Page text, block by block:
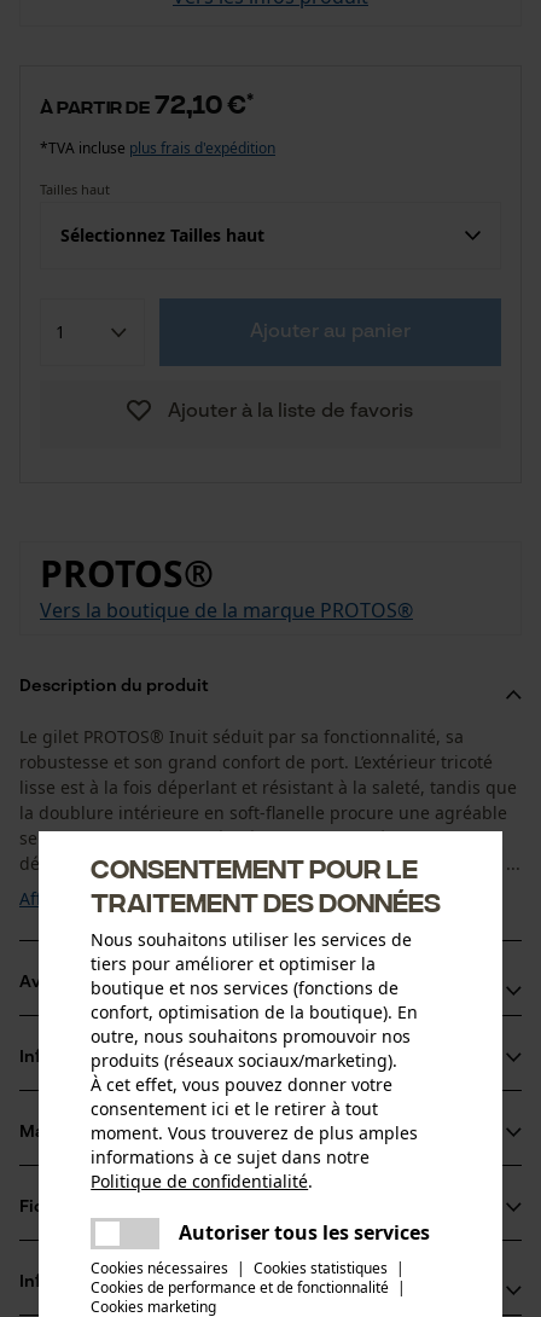
à partir de 72,10 €*
*TVA incluse plus frais d'expédition
Tailles haut
Sélectionnez Tailles haut
Ajouter au panier
Ajouter à la liste de favoris
PROTOS®
Vers la boutique de la marque PROTOS®
Description du produit
Le gilet PROTOS® Inuit séduit par sa fonctionnalité, sa
robustesse et son grand confort de port. L’extérieur tricoté
lisse est à la fois déperlant et résistant à la saleté, tandis que
la doublure intérieure en soft-flanelle procure une agréable
sensation de chaleur. Grâce à ses renforts d’épaules
déperlants, ce gilet est parfaitement adapté aux conditions ...
Afficher plus
Avantages du produit
Tricot robuste et résistant à la saleté
Doublure intérieure en soft-flanelle pour un confort
Col montant et dos allongé pour une protection optimale
contre le froid
Informations sur le produit
Détails du produit
Type de manche
sans manches
Type dactivité
Matériau & entretien
Matériau
Type de matériau
Polyester
Fiches techniques
Fiche de données de sécurité du produit (PDF)
Informations fabricant
Consentement pour le
traitement des données
Nous souhaitons utiliser les services de
tiers pour améliorer et optimiser la
boutique et nos services (fonctions de
confort, optimisation de la boutique). En
outre, nous souhaitons promouvoir nos
produits (réseaux sociaux/marketing).
À cet effet, vous pouvez donner votre
consentement ici et le retirer à tout
moment. Vous trouverez de plus amples
informations à ce sujet dans notre
Politique de confidentialité.
Autoriser tous les services
Cookies nécessaires | Cookies statistiques |
Cookies de performance et de fonctionnalité |
Cookies marketing
Une erreur s'est produite. Veuillez
essayer encore.
partager
partager
mail